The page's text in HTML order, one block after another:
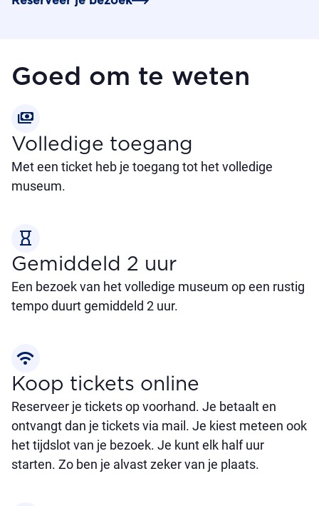
Goed om te weten
payments
Volledige toegang
Met een ticket heb je toegang tot het volledige
museum.
hourglass_empty
Gemiddeld 2 uur
Een bezoek van het volledige museum op een rustig
tempo duurt gemiddeld 2 uur.
wifi
Koop tickets online
Reserveer je tickets op voorhand. Je betaalt en
ontvangt dan je tickets via mail. Je kiest meteen ook
het tijdslot van je bezoek. Je kunt elk half uur
starten. Zo ben je alvast zeker van je plaats.